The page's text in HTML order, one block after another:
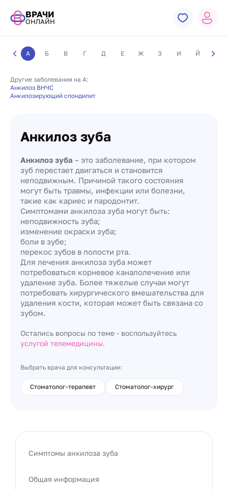
ВРАЧИ
ОНЛАЙН
А Б В Г Д Е Ж З И Й К
Другие заболевания на А:
Анкилоз ВНЧС
Анкилозирующий спондилит
Анкилоз зуба
Анкилоз зуба – это заболевание, при котором
зуб перестает двигаться и становится
неподвижным. Причиной такого состояния
могут быть травмы, инфекции или болезни,
такие как кариес и пародонтит.
Симптомами анкилоза зуба могут быть:
неподвижность зуба;
изменение окраски зуба;
боли в зубе;
перекос зубов в полости рта.
Для лечения анкилоза зуба может
потребоваться корневое каналолечение или
удаление зуба. Более тяжелые случаи могут
потребовать хирургического вмешательства для
удаления кости, которая может быть связана со
зубом.
Остались вопросы по теме - воспользуйтесь
услугой телемедицины.
Выбрать врача для консультации:
Стоматолог-терапевт Стоматолог-хирург
Симптомы анкилоза зуба
Общая информация